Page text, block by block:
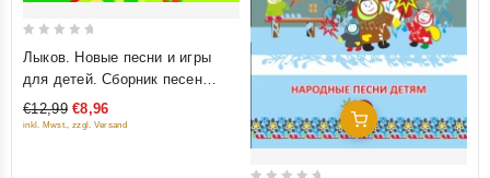
5
Лыков. Новые песни и игры
для детей. Сборник песен
(ноты + текст) + CD диск с
фонограммами.
€12,99 €8,96
inkl. Mwst., zzgl. Versand
Добавить В Корзину